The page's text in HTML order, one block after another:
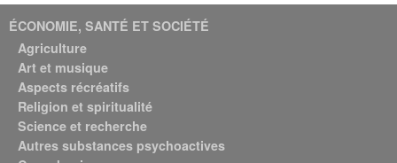
ÉCONOMIE, SANTÉ ET SOCIÉTÉ
Agriculture
Art et musique
Aspects récréatifs
Religion et spiritualité
Science et recherche
Autres substances psychoactives